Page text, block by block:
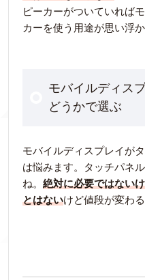
ピーカーがついていれば
カーを使う用途が思い浮
モバイルディス
どうかで選ぶ
モバイルディスプレイが
は悩みます。タッチパネ
ね。 絶対に必要ではない
とはないけど値段が変わ